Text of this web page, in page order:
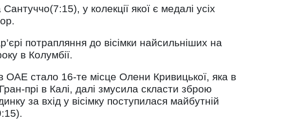
у колекції якої є медалі усіх
потрапляння до вісімки найсильніших на
в Колумбії.
стало 16-те місце Олени Кривицької, яка в
прі в Калі, далі змусила скласти зброю
за вхід у вісімку поступилася майбутній